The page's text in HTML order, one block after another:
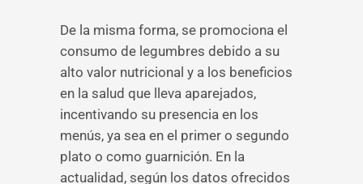
De la misma forma, se promociona el
consumo de legumbres debido a su
alto valor nutricional y a los beneficios
en la salud que lleva aparejados,
incentivando su presencia en los
menús, ya sea en el primer o segundo
plato o como guarnición. En la
actualidad, según los datos ofrecidos